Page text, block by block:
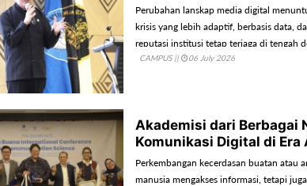
Perubahan lanskap media digital
krisis yang lebih adaptif, berbasis data,
reputasi institusi tetap terjaga di tengah
CAMPUS|| 06 July 2026
Akademisi dari Berbagai
Komunikasi Digital di Era
Perkembangan kecerdasan buatan atau
manusia mengakses informasi, tetapi